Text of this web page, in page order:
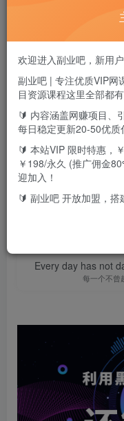
此内容为付费资源，请付
高级代理免费
您当
付费资源
Every day has not
每一个不曾
欢迎进入副业吧，新用
副业吧 | 专注优质VIP网
目资源课程这里全部都有
🔰 内容涵盖网赚项目、
每日稳定更新20-50优质
🔰 本站VIP 限时特惠，
￥198/永久 (推广佣金
迎加入！
🔰 副业吧 开放加盟，